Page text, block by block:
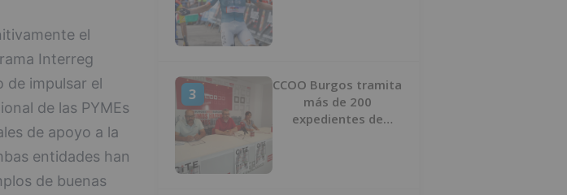
el
Interreg
de impulsar el
de las PYMEs
de apoyo a la
entidades han
de buenas
3
CCOO Burgos tramita
más de 200
expedientes de